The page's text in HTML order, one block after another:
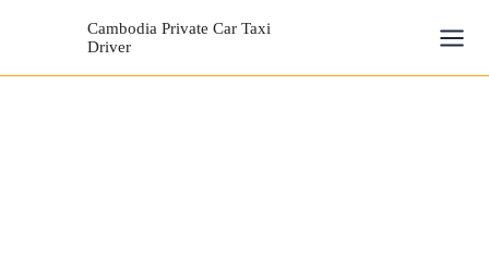
Cambodia Private Car Taxi
Driver